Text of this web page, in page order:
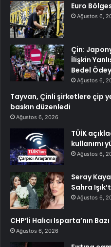
Euro
Ağustos 6,
Çin:
İlişkin
Bedel
Ağustos 6,
Tayvan, Çinli şirketlere çip
baskın düzenledi
Ağustos 6, 2026
TÜİK
kullanımı
Ağustos 6,
Seray
Sahra
Ağustos 6,
CHP’li Halıcı Isparta’nın
Ağustos 6, 2026